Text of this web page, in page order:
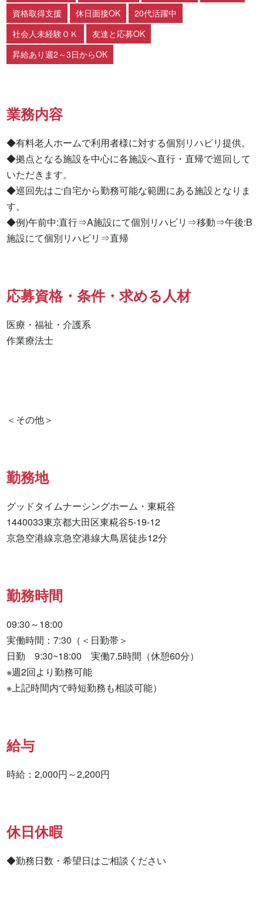
資格取得支援
休日面接OK
20代活躍中
社会人未経験ＯＫ
友達と応募OK
昇給あり週2～3日からOK
業務内容
◆有料老人ホームで利用者様に対する個別リハビリ提供。
◆拠点となる施設を中心に各施設へ直行・直帰で巡回して
いただきます。
◆巡回先はご自宅から勤務可能な範囲にある施設となりま
す。
◆例)午前中:直行⇒A施設にて個別リハビリ⇒移動⇒午後:B
施設にて個別リハビリ⇒直帰
応募資格・条件・求める人材
医療・福祉・介護系
作業療法士
勤務地
グッドタイムナーシングホーム・東糀谷
1440033東京都大田区東糀谷5-19-12
京急空港線京急空港線大鳥居徒歩12分
勤務時間
09:30～18:00
実働時間：7:30（＜日勤帯＞
日勤　9:30~18:00　実働7.5時間（休憩60分）
※週2回より勤務可能
※上記時間内で時短勤務も相談可能）
給与
時給：2,000円～2,200円
休日休暇
◆勤務日数・希望日はご相談ください